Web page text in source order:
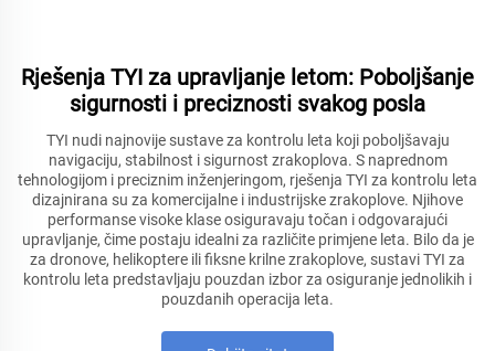
Rješenja TYI za upravljanje letom: Poboljšanje
sigurnosti i preciznosti svakog posla
TYI nudi najnovije sustave za kontrolu leta koji poboljšavaju
navigaciju, stabilnost i sigurnost zrakoplova. S naprednom
tehnologijom i preciznim inženjeringom, rješenja TYI za kontrolu leta
dizajnirana su za komercijalne i industrijske zrakoplove. Njihove
performanse visoke klase osiguravaju točan i odgovarajući
upravljanje, čime postaju idealni za različite primjene leta. Bilo da je
za dronove, helikoptere ili fiksne krilne zrakoplove, sustavi TYI za
kontrolu leta predstavljaju pouzdan izbor za osiguranje jednolikih i
pouzdanih operacija leta.